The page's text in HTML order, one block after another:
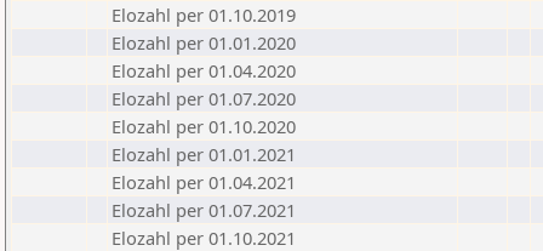
Elozahl per 01.10.2019
Elozahl per 01.01.2020
Elozahl per 01.04.2020
Elozahl per 01.07.2020
Elozahl per 01.10.2020
Elozahl per 01.01.2021
Elozahl per 01.04.2021
Elozahl per 01.07.2021
Elozahl per 01.10.2021